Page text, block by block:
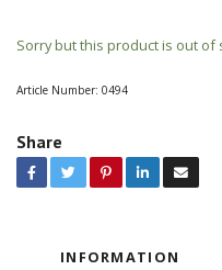
Sorry but this product is out of
Article Number: 0494
Share
INFORMATION